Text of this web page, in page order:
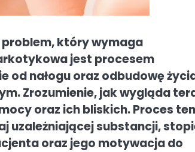
problem, który wymaga
jest procesem
od nałogu oraz odbudowę
Zrozumienie, jak wygląda
oraz ich bliskich. Proces
uzależniającej substancji,
oraz jego motywacja do